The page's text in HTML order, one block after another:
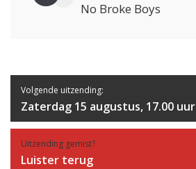
No Broke Boys
Volgende uitzending:
Zaterdag 15 augustus, 17.00 uur
Uitzending gemist?
Luister terug